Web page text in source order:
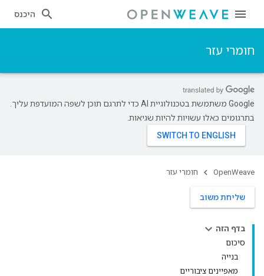
היכנס
חומרי עזר
‫Google משתמשת בטכנולוגיית AI כדי לתרגם תוכן לשפה המועדפת עליך.
בתרגומים כאלו עשויות להיות שגיאות.
OpenWeave חומרי עזר
שליחת משוב
בדף הזה
סיכום
בנייה
מאפיינים ציבוריים